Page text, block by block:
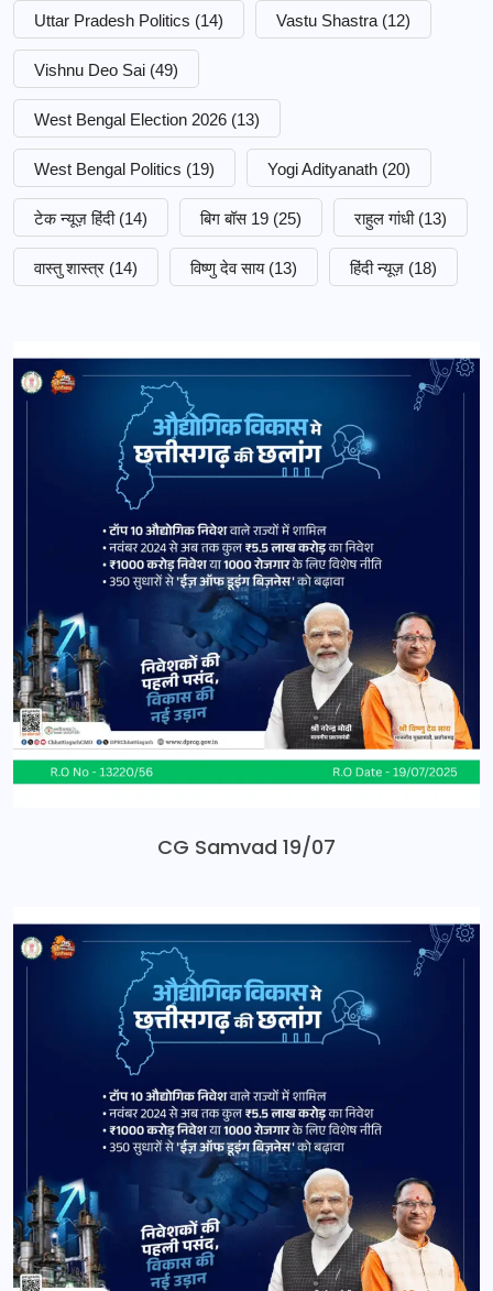
Uttar Pradesh Politics (14) Vastu Shastra (12)
Vishnu Deo Sai (49)
West Bengal Election 2026 (13)
West Bengal Politics (19) Yogi Adityanath (20)
टेक न्यूज़ हिंदी (14) बिग बॉस 19 (25) राहुल गांधी (13)
वास्तु शास्त्र (14) विष्णु देव साय (13) हिंदी न्यूज़ (18)
CG Samvad 19/07